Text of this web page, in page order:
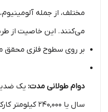
مختلف، از جمله
می‌کنند. این خاصیت از
بر روی سطوح فلزی محقق
دوام طولانی مدت:
سال یا 240,000